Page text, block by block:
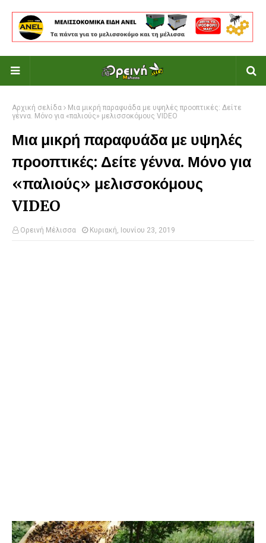
Αρχική σελίδα
Μια μικρή παραφυάδα με υψηλές προοπτικές: Δείτε
γέννα. Μόνο για «παλιούς» μελισσοκόμους VIDEO
Μια μικρή παραφυάδα με υψηλές
προοπτικές: Δείτε γέννα. Μόνο για
«παλιούς» μελισσοκόμους
VIDEO
Ορεινή Μέλισσα Κυριακή, Ιουνίου 23, 2019